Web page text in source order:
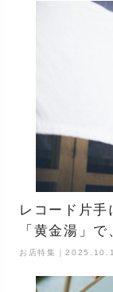
レコード片手
「黄金湯」
お店特集｜